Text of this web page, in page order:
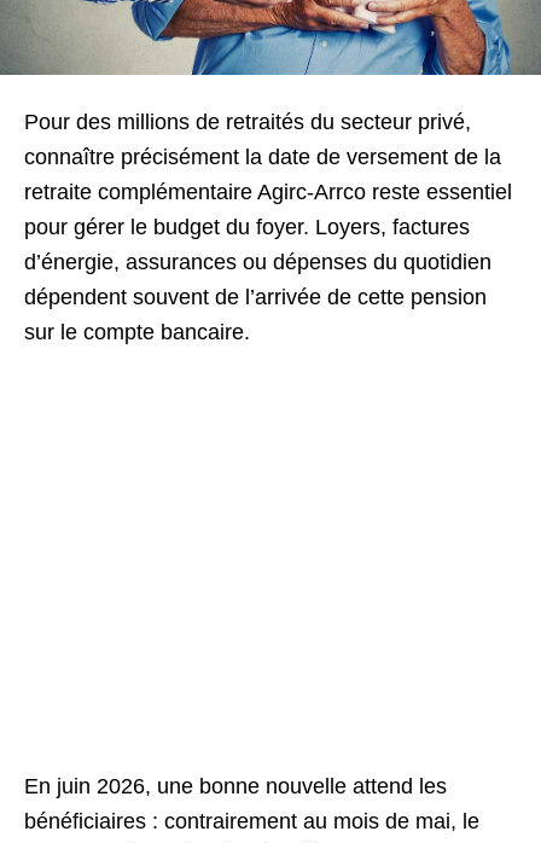
Pour des millions de retraités du secteur privé,
connaître précisément la date de versement de la
retraite complémentaire Agirc-Arrco reste essentiel
pour gérer le budget du foyer. Loyers, factures
d’énergie, assurances ou dépenses du quotidien
dépendent souvent de l’arrivée de cette pension
sur le compte bancaire.
En juin 2026, une bonne nouvelle attend les
bénéficiaires : contrairement au mois de mai, le